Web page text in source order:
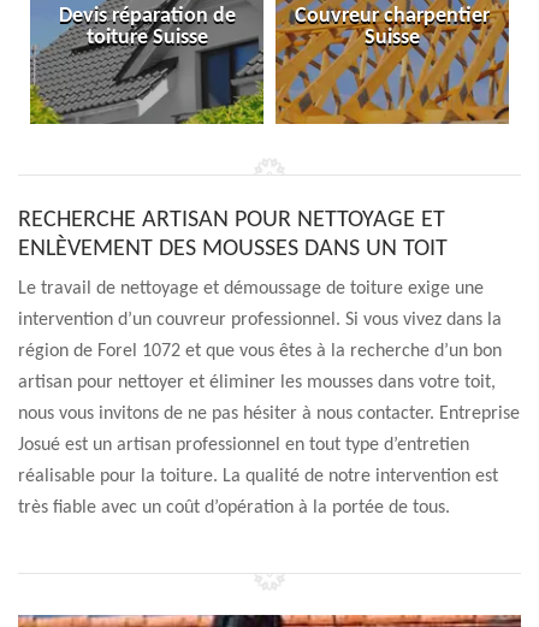
Devis réparation de
toiture Suisse
Couvreur charpentier
Suisse
RECHERCHE ARTISAN POUR NETTOYAGE ET
ENLÈVEMENT DES MOUSSES DANS UN TOIT
Le travail de nettoyage et démoussage de toiture exige une
intervention d’un couvreur professionnel. Si vous vivez dans la
région de Forel 1072 et que vous êtes à la recherche d’un bon
artisan pour nettoyer et éliminer les mousses dans votre toit,
nous vous invitons de ne pas hésiter à nous contacter. Entreprise
Josué est un artisan professionnel en tout type d’entretien
réalisable pour la toiture. La qualité de notre intervention est
très fiable avec un coût d’opération à la portée de tous.